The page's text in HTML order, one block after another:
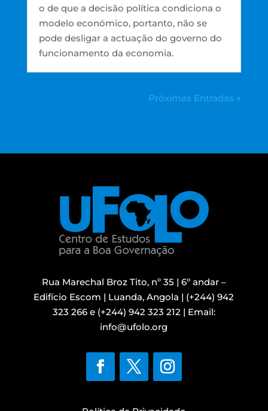
o de que a decisão política condiciona o
modelo económico, portanto, não se
pode desligar a actuação do governo do
funcionamento da economia.
Próximas Entradas »
Rua Marechal Broz Tito, nº 35 | 6º andar –
Edifício Escom | Luanda, Angola | (+244) 942
323 266 e (+244) 942 323 212 | Email:
info@ufolo.org